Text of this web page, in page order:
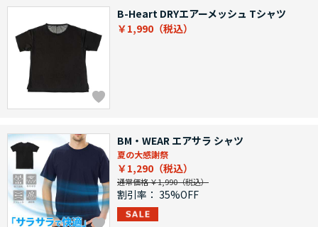
B-Heart DRYエアーメッシュ Tシャツ
￥1,990
BM・WEAR エアサラ シャツ
夏の大感謝祭
￥1,290
通常価格 ￥1,990
割引率： 35%OFF